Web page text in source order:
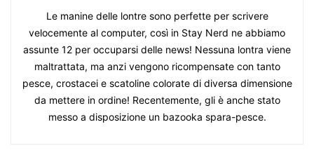
Le manine delle lontre sono perfette per scrivere
velocemente al computer, così in Stay Nerd ne abbiamo
assunte 12 per occuparsi delle news! Nessuna lontra viene
maltrattata, ma anzi vengono ricompensate con tanto
pesce, crostacei e scatoline colorate di diversa dimensione
da mettere in ordine! Recentemente, gli è anche stato
messo a disposizione un bazooka spara-pesce.